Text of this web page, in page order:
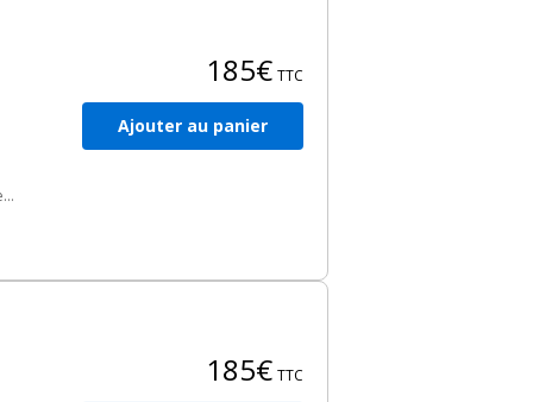
185€ TTC
Ajouter au panier
185€ TTC